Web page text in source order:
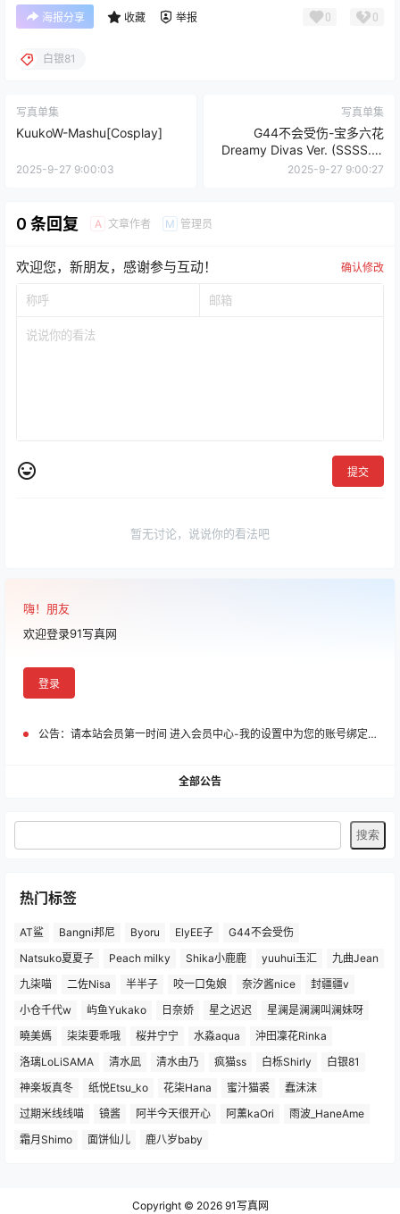
海报分享 收藏 举报 0 0
白银81
写真单集
KuukoW-Mashu[Cosplay]
2025-9-27 9:00:03
写真单集
G44不会受伤-宝多六花
Dreamy Divas Ver. (SSSS.古
立特)[Cosplay]
2025-9-27 9:00:27
0 条回复 A 文章作者 M 管理员
欢迎您，新朋友，感谢参与互动！ 确认修改
提交
暂无讨论，说说你的看法吧
嗨！朋友
欢迎登录91写真网
登录
公告： 请本站会员第一时间 进入会员中心-我的设置中为您的账号绑定邮箱!
全部公告
热门标签
AT鲨 Bangni邦尼 Byoru ElyEE子
G44不会受伤
Natsuko夏夏子
Peach milky Shika小鹿鹿 yuuhui玉汇
九曲Jean
九柒喵
二佐Nisa 半半子 咬一口兔娘 奈汐酱nice
封疆疆v
小仓千代w
屿鱼Yukako 日奈娇 星之迟迟
星澜是澜澜叫澜妹呀
曉美媽
柒柒要乖哦 桜井宁宁 水淼aqua
沖田凜花Rinka
洛璃LoLiSAMA
清水凪 清水由乃 疯猫ss 白栎Shirly
白银81
神楽坂真冬
纸悦Etsu_ko 花柒Hana 蜜汁猫裘
蠢沫沫
过期米线线喵
镜酱 阿半今天很开心 阿薰kaOri
雨波_HaneAme
霜月Shimo
面饼仙儿 鹿八岁baby
Copyright © 202691写真网